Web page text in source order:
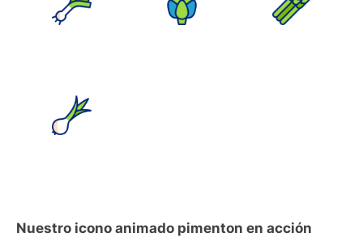
Nuestro icono animado pimenton en acción